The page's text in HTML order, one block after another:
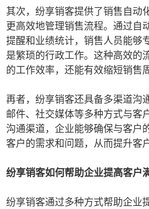
其次，纷享销客提供了销售自动
更高效地管理销售流程。通过自
提醒和业绩统计，销售人员能够
是繁琐的行政工作。这种高效的
的工作效率，还能有效缩短销售
再者，纷享销客还具备多渠道沟
邮件、社交媒体等多种方式与客
沟通渠道，企业能够确保与客户
客户的需求和问题，从而提升客
纷享销客如何帮助企业提高客户
纷享销客通过多种方式帮助企业